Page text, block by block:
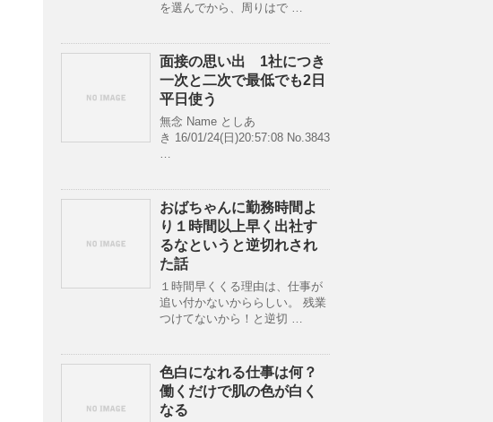
を選んでから、周りはで …
面接の思い出 1社につき
一次と二次で最低でも2日
平日使う
無念 Name としあ
き 16/01/24(日)20:57:08 No.3843
…
おばちゃんに勤務時間よ
り１時間以上早く出社す
るなというと逆切れされ
た話
１時間早くくる理由は、仕事が
追い付かないかららしい。 残業
つけてないから！と逆切 …
色白になれる仕事は何？
働くだけで肌の色が白く
なる